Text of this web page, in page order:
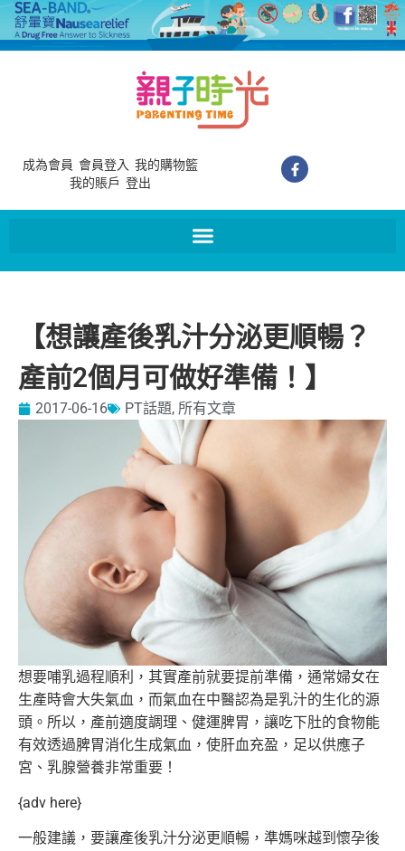
成為會員 會員登入 我的購物籃
我的賬戶 登出
【想讓產後乳汁分泌更順暢？
產前2個月可做好準備！】
2017-06-16 PT話題, 所有文章
想要哺乳過程順利，其實產前就要提前準備， 通常婦女在
生產時會大失氣血， 而氣血在中醫認為是乳汁的生化的源
頭。所以，產前適度調理、 健運脾胃，讓吃下肚的食物能
有效透過脾胃消化生成氣血， 使肝血充盈，足以供應子
宮、乳腺營養非常重要！
{adv here}
一般建議，要讓產後乳汁分泌更順暢，準媽咪越到懷孕後